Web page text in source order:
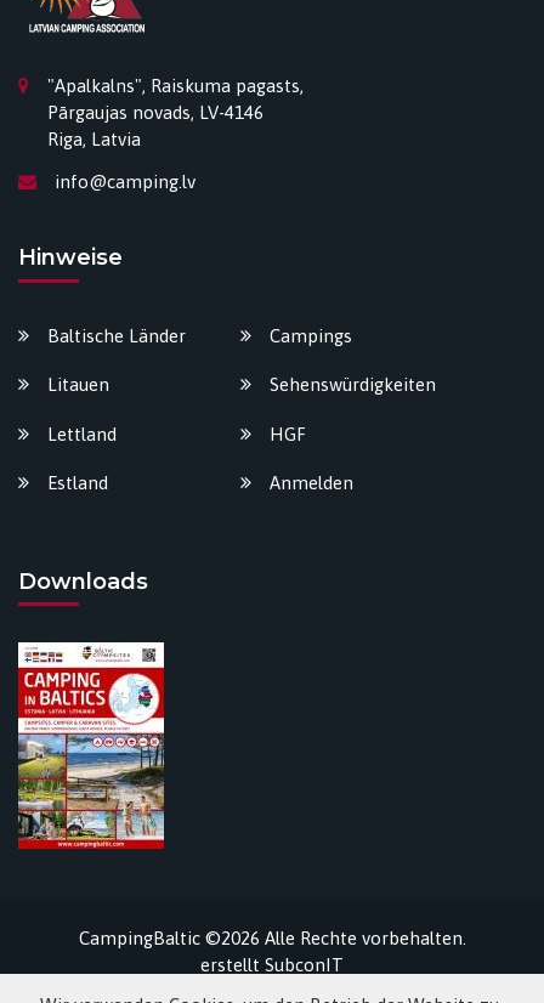
"Apalkalns", Raiskuma pagasts,
Pārgaujas novads, LV-4146
Riga, Latvia
info@camping.lv
Hinweise
Baltische Länder
Litauen
Lettland
Estland
Campings
Sehenswürdigkeiten
HGF
Anmelden
Downloads
CampingBaltic ©2026 Alle Rechte vorbehalten.
erstellt SubconIT